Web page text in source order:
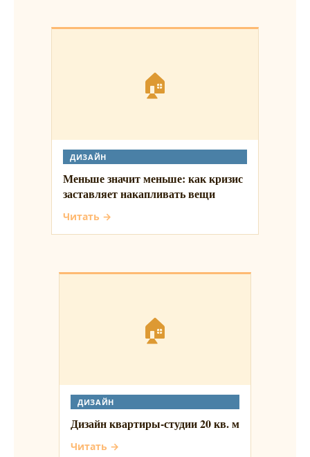
🏠
ДИЗАЙН
Меньше значит меньше: как кризис
заставляет накапливать вещи
Читать →
🏠
ДИЗАЙН
Дизайн квартиры-студии 20 кв. м
Читать →